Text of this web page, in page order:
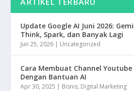
Update Google AI Juni 2026:
Think, Spark, dan Banyak Lagi
Jun 25, 2026 | Uncategorized
Cara Membuat Channel
Dengan Bantuan AI
Apr 30, 2025 | Bisnis, Digital Marketing